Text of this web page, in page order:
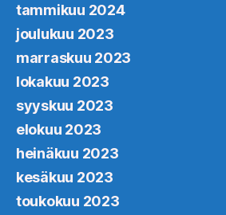
tammikuu 2024
joulukuu 2023
marraskuu 2023
lokakuu 2023
syyskuu 2023
elokuu 2023
heinäkuu 2023
kesäkuu 2023
toukokuu 2023